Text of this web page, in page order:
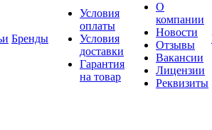
Бренды
Условия
оплаты
Условия
доставки
Гарантия
на товар
О
компании
Новости
Отзывы
Вакансии
Лицензии
Реквизиты